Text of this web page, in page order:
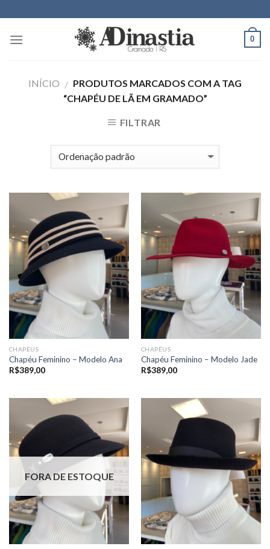
to
content
0
INÍCIO / PRODUTOS MARCADOS COM A TAG
“CHAPÉU DE LÃ EM GRAMADO”
FILTRAR
CHAPÉUS
Chapéu Feminino – Modelo Ana
R$389,00
CHAPÉUS
Chapéu Feminino – Modelo Jade
R$389,00
FORA DE ESTOQUE